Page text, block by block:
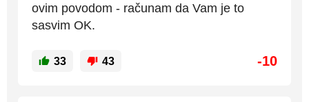
ovim povodom - računam da Vam je to
sasvim OK.
33 43 -10